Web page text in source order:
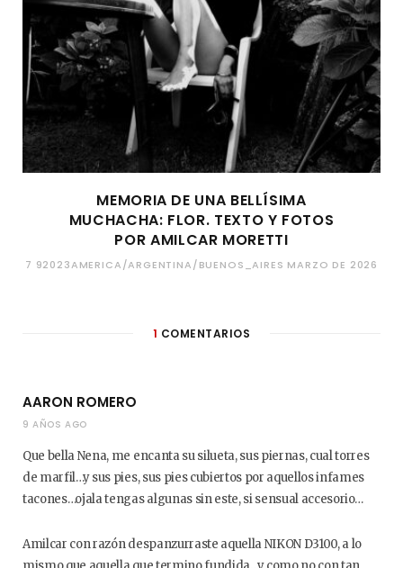
MEMORIA DE UNA BELLÍSIMA
MUCHACHA: FLOR. TEXTO Y FOTOS
POR AMILCAR MORETTI
7 92023AMERICA/ARGENTINA/BUENOS_AIRES MARZO DE 2026
1 COMENTARIOS
AARON ROMERO
9 AÑOS AGO
Que bella Nena, me encanta su silueta, sus piernas, cual torres
de marfil…y sus pies, sus pies cubiertos por aquellos infames
tacones…ojala tengas algunas sin este, si sensual accesorio…
Amilcar con razón despanzurraste aquella NIKON D3100, a lo